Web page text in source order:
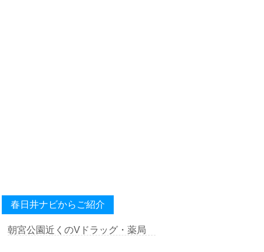
春日井ナビからご紹介
朝宮公園近くのVドラッグ・薬局